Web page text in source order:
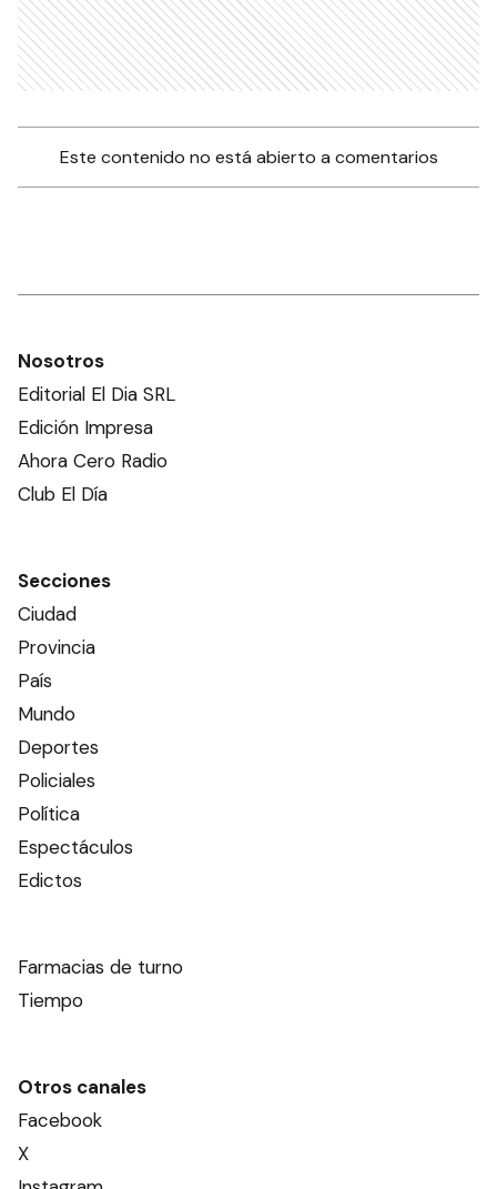
Este contenido no está abierto a comentarios
Nosotros
Editorial El Dia SRL
Edición Impresa
Ahora Cero Radio
Club El Día
Secciones
Ciudad
Provincia
País
Mundo
Deportes
Policiales
Política
Espectáculos
Edictos
Farmacias de turno
Tiempo
Otros canales
Facebook
X